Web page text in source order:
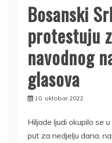
Bosanski
protestuju
navodnog
glasova
10. oktobar 2022.
Hiljade ljudi okupilo se
put za nedjelju dana,